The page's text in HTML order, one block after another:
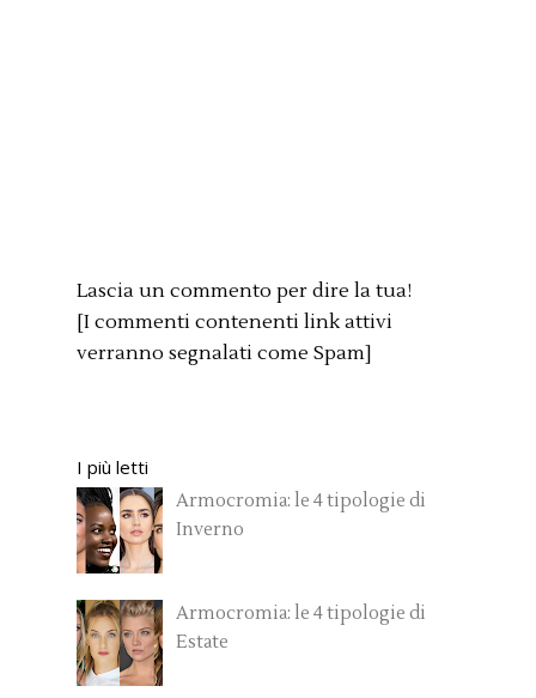
Lascia un commento per dire la tua!
[I commenti contenenti link attivi
verranno segnalati come Spam]
I più letti
Armocromia: le 4 tipologie di
Inverno
Armocromia: le 4 tipologie di
Estate